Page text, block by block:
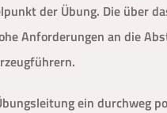
der Übung. Die über
Anforderungen an die
ein durchweg